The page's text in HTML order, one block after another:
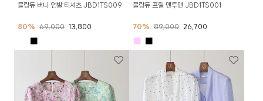
블랑듀 버니 언발 티셔츠 JBD1TS009
80% 69,000 13,800
■
블랑듀 프릴 맨투맨 JBD1TS001
70% 89,000 26,700
■ ■